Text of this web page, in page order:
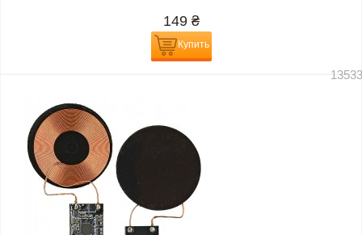
149 ₴
Купить